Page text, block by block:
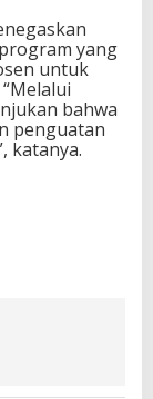
yang
untuk
bahwa
penguatan
katanya.